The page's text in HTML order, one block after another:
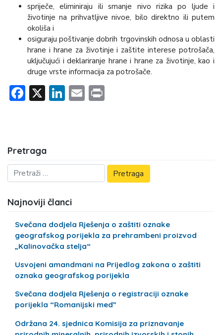
spriječe, eliminiraju ili smanje nivo rizika po ljude i
životinje na prihvatljive nivoe, bilo direktno ili putem
okoliša i
osiguraju poštivanje dobrih trgovinskih odnosa u oblasti
hrane i hrane za životinje i zaštite interese potrošača,
uključujući i deklariranje hrane i hrane za životinje, kao i
druge vrste informacija za potrošače.
Facebook
X LinkedIn
Email
Pretraga
Najnoviji članci
Svečana dodjela Rješenja o zaštiti oznake
geografskog porijekla za prehrambeni proizvod
„Kalinovačka stelja“
Usvojeni amandmani na Prijedlog zakona o zaštiti
oznaka geografskog porijekla
Svečana dodjela Rješenja o registraciji oznake
porijekla “Romanijski med”
Održana 24. sjednica Komisija za priznavanje